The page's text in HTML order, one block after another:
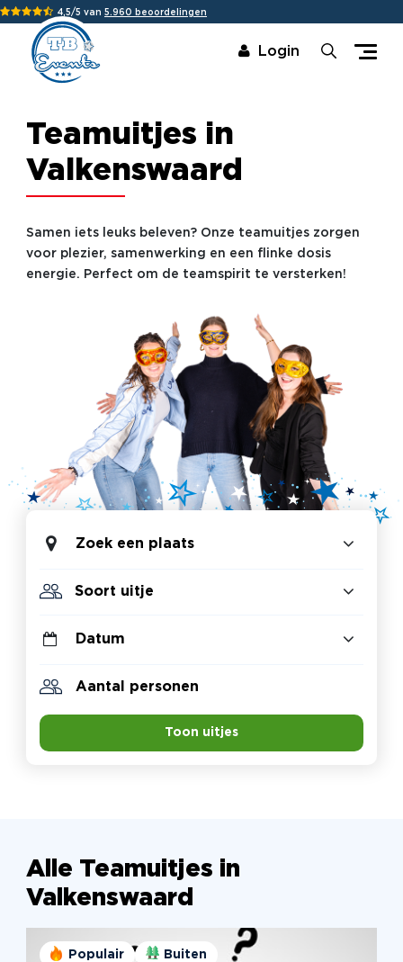
4,5/5 van 5.960 beoordelingen
Login
Teamuitjes in
Valkenswaard
Samen iets leuks beleven? Onze teamuitjes zorgen
voor plezier, samenwerking en een flinke dosis
energie. Perfect om de teamspirit te versterken!
Zoek een plaats
Toon uitjes
Alle Teamuitjes in
Valkenswaard
Populair Buiten